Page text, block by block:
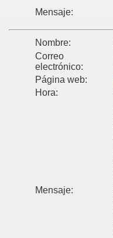
Mensaje:
Nombre:
Correo
electrónico:
Página web:
Hora:
Mensaje: